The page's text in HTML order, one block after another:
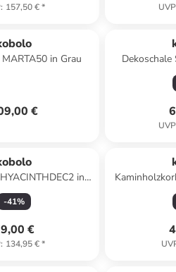
: 157,50 €* UVP
in Grau
€
Dekoschale
UVP
in
Braun
-41%
€
: 134,95 €*